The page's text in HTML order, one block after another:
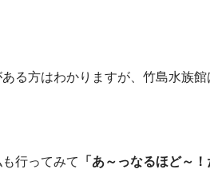
る方はわかりますが、竹島水族館
行ってみて
「あ～っなるほど～